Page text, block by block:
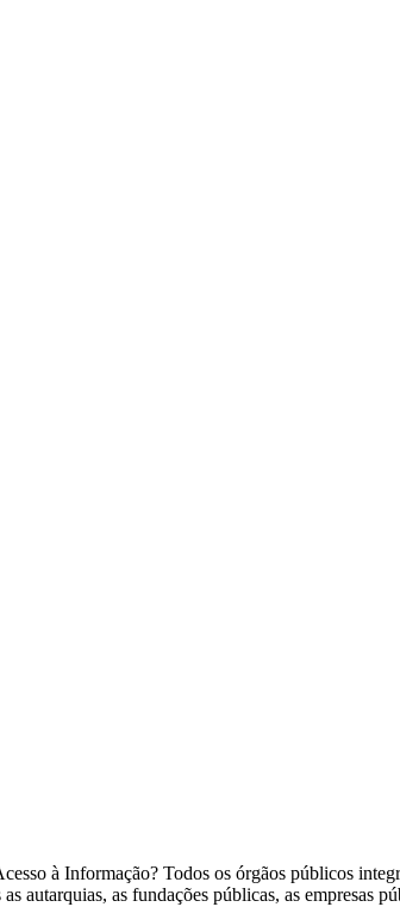
à Informação? Todos os órgãos públicos
as fundações públicas, as empresas